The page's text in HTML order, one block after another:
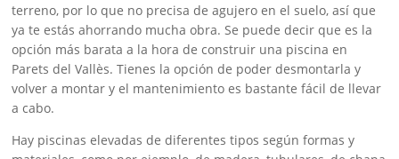
terreno, por lo que no precisa de agujero en el suelo, así que
ya te estás ahorrando mucha obra. Se puede decir que es la
opción más barata a la hora de construir una piscina en
Parets del Vallès. Tienes la opción de poder desmontarla y
volver a montar y el mantenimiento es bastante fácil de llevar
a cabo.
Hay piscinas elevadas de diferentes tipos según formas y